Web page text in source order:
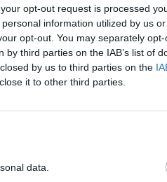
opt-out request is processed
information utilized by us
opt-out. You may separately
third parties on the IAB’s list of
by us to third parties on the
it to other third parties.
data.
aki 2021–2022 között
kapitánya volt, aki
– magára öltötte az azóta